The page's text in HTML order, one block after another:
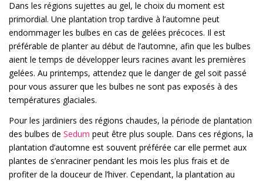
Dans les régions sujettes au gel, le choix du moment est
primordial. Une plantation trop tardive à l’automne peut
endommager les bulbes en cas de gelées précoces. Il est
préférable de planter au début de l’automne, afin que les bulbes
aient le temps de développer leurs racines avant les premières
gelées. Au printemps, attendez que le danger de gel soit passé
pour vous assurer que les bulbes ne sont pas exposés à des
températures glaciales.
Pour les jardiniers des régions chaudes, la période de plantation
des bulbes de Sedum peut être plus souple. Dans ces régions, la
plantation d’automne est souvent préférée car elle permet aux
plantes de s’enraciner pendant les mois les plus frais et de
profiter de la douceur de l’hiver. Cependant, la plantation au